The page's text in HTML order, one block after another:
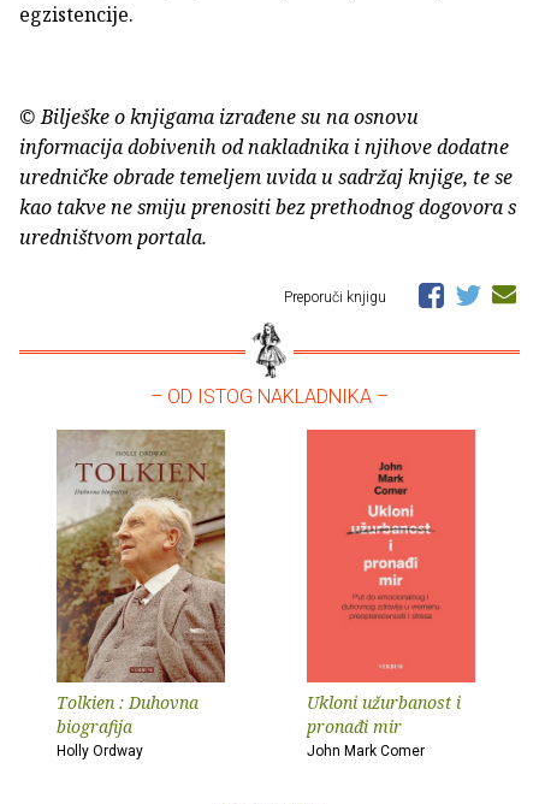
egzistencije.
© Bilješke o knjigama izrađene su na osnovu
informacija dobivenih od nakladnika i njihove dodatne
uredničke obrade temeljem uvida u sadržaj knjige, te se
kao takve ne smiju prenositi bez prethodnog dogovora s
uredništvom portala.
Preporuči knjigu
– OD ISTOG NAKLADNIKA –
Tolkien : Duhovna
biografija
Holly Ordway
Ukloni užurbanost i
pronađi mir
John Mark Comer